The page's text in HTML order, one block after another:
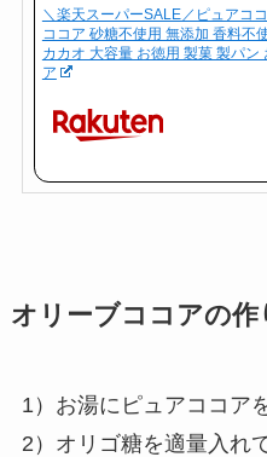
＼楽天スーパーSALE／ピュアコ
ココア 砂糖不使用 無添加 香料不
カカオ 大容量 お徳用 製菓 製パン
ア
オリーブココアの作
1）お湯にピュアココア
2）オリゴ糖を適量入れ